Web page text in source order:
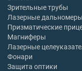
Зрительные трубы
Лазерные дальномеры
Призматические
Магниферы
Лазерные
Фонари
Защита оптики